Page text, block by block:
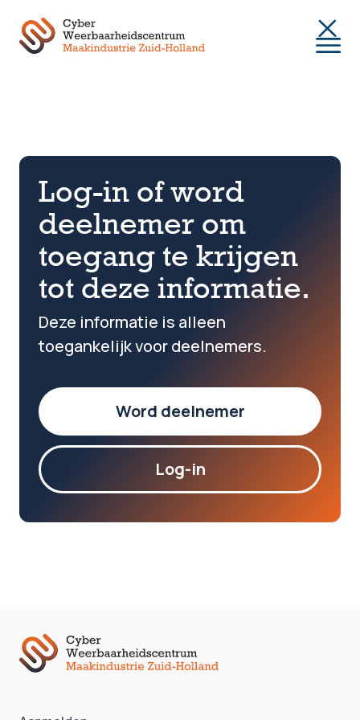
Log-in of word
deelnemer om
toegang te krijgen
tot deze informatie.
Deze informatie is alleen
toegankelijk voor deelnemers.
Word deelnemer
Log-in